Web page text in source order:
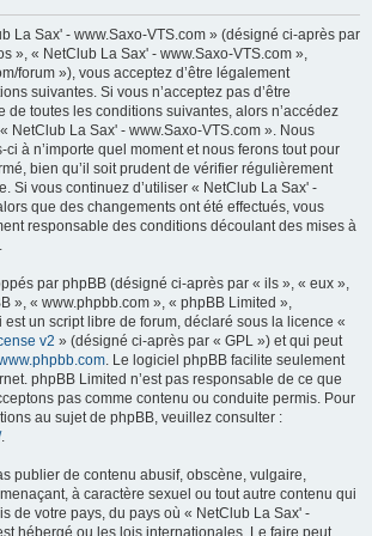
h
La Sax' - www.Saxo-VTS.com » (désigné ci-après par
», « NetClub La Sax' - www.Saxo-VTS.com »,
forum »), vous acceptez d’être légalement
suivantes. Si vous n’acceptez pas d’être
de toutes les conditions suivantes, alors n’accédez
NetClub La Sax' - www.Saxo-VTS.com ». Nous
à n’importe quel moment et nous ferons tout pour
bien qu’il soit prudent de vérifier régulièrement
Si vous continuez d’utiliser « NetClub La Sax' -
que des changements ont été effectués, vous
responsable des conditions découlant des mises à
par phpBB (désigné ci-après par « ils », « eux »,
», « www.phpbb.com », « phpBB Limited »,
un script libre de forum, déclaré sous la licence «
v2 » (désigné ci-après par « GPL ») et qui peut
. Le logiciel phpBB facilite seulement
phpBB Limited n’est pas responsable de ce que
pas comme contenu ou conduite permis. Pour
au sujet de phpBB, veuillez consulter :
.
publier de contenu abusif, obscène, vulgaire,
à caractère sexuel ou tout autre contenu qui
de votre pays, du pays où « NetClub La Sax' -
hébergé ou les lois internationales. Le faire peut